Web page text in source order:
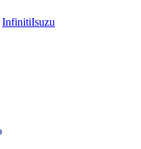
InfinitiIsuzu